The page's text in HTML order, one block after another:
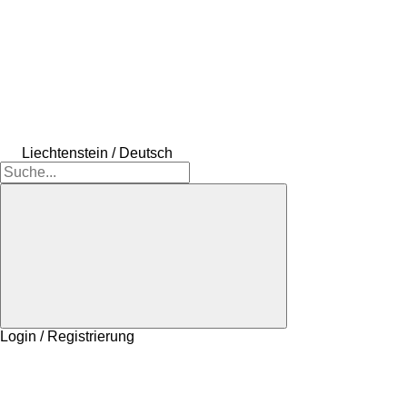
Liechtenstein / Deutsch
Login / Registrierung